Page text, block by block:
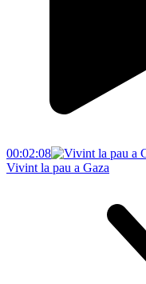
00:02:08
Vivint la pau a Gaza